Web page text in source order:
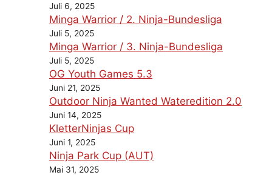
Juli 6, 2025
Minga Warrior / 2. Ninja-Bundesliga
Juli 5, 2025
Minga Warrior / 3. Ninja-Bundesliga
Juli 5, 2025
OG Youth Games 5.3
Juni 21, 2025
Outdoor Ninja Wanted Wateredition 2.0
Juni 14, 2025
KletterNinjas Cup
Juni 1, 2025
Ninja Park Cup (AUT)
Mai 31, 2025